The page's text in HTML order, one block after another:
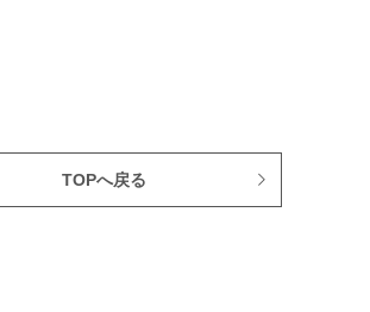
TOPへ戻る